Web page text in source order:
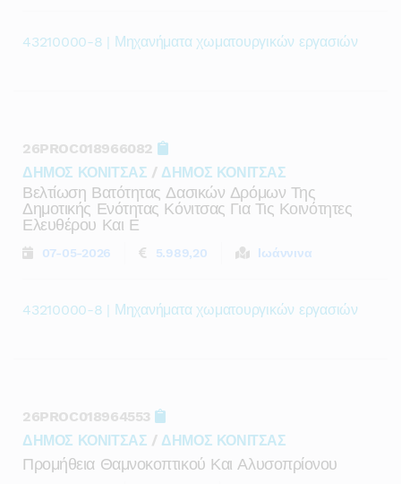
43210000-8 | Μηχανήματα χωματουργικών εργασιών
26PROC018966082
ΔΗΜΟΣ ΚΟΝΙΤΣΑΣ / ΔΗΜΟΣ ΚΟΝΙΤΣΑΣ
Βελτίωση Βατότητας Δασικών Δρόμων Της
Δημοτικής Ενότητας Κόνιτσας Για Τις Κοινότητες
Ελευθέρου Και Ε
07-05-2026 5.989,20 Ιωάννινα
43210000-8 | Μηχανήματα χωματουργικών εργασιών
26PROC018964553
ΔΗΜΟΣ ΚΟΝΙΤΣΑΣ / ΔΗΜΟΣ ΚΟΝΙΤΣΑΣ
Προμήθεια Θαμνοκοπτικού Και Αλυσοπρίονου